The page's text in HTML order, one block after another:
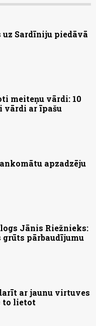
uz Sardīniju piedāvā
meiteņu vārdi: 10
vārdi ar īpašu
apzadzēju
Jānis Riežnieks:
pārbaudījumu
ar jaunu virtuves
to lietot